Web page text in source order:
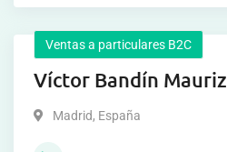
Ventas a particulares B2C
Víctor Bandín Mauriz
Madrid, España